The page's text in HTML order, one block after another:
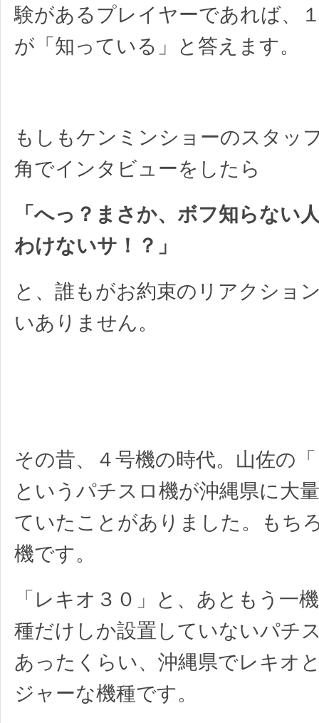
験があるプレイヤーであれば、
が「知っている」と答えます。
もしもケンミンショーのスタッ
角でインタビューをしたら
「へっ？まさか、ボフ知らない
わけないサ！？」
と、誰もがお約束のリアクショ
いありません。
その昔、４号機の時代。山佐の
というパチスロ機が沖縄県に大
ていたことがありました。もち
機です。
「レキオ３０」と、あともう一
種だけしか設置していないパチ
あったくらい、沖縄県でレキオ
ジャーな機種です。